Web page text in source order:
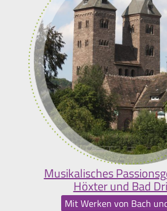
Musikalisches
Höxter und Bad
Mit Werken von Bach